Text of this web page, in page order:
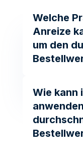
Welche
Anreize
um den
Wie kann